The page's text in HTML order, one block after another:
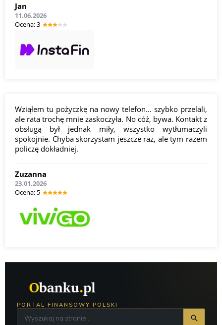
Jan
11.06.2026
Оcena: 3
Wziąłem tu pożyczkę na nowy telefon... szybko przelali,
ale rata trochę mnie zaskoczyła. No cóż, bywa. Kontakt z
obsługą był jednak miły, wszystko wytłumaczyli
spokojnie. Chyba skorzystam jeszcze raz, ale tym razem
policzę dokładniej.
Zuzanna
23.01.2026
Оcena: 5
PORTAL FINANSOWY POLSKI